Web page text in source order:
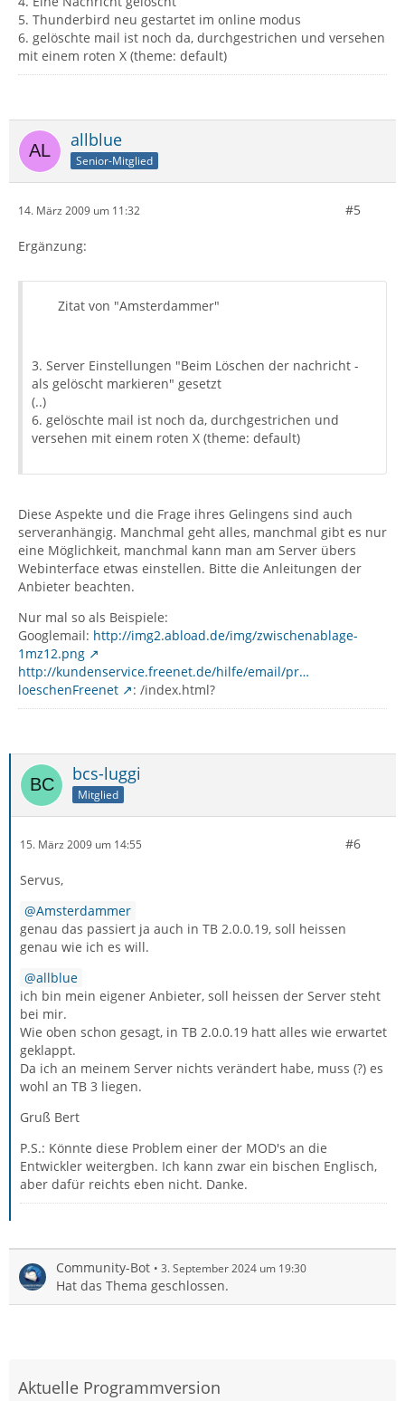
5. Thunderbird neu gestartet im online modus
6. gelöschte mail ist noch da, durchgestrichen und versehen
mit einem roten X (theme: default)
allblue
Senior-Mitglied
14. März 2009 um 11:32 #5
Ergänzung:
Zitat von "Amsterdammer"
3. Server Einstellungen "Beim Löschen der nachricht -
als gelöscht markieren" gesetzt
(..)
6. gelöschte mail ist noch da, durchgestrichen und
versehen mit einem roten X (theme: default)
Diese Aspekte und die Frage ihres Gelingens sind auch
serveranhängig. Manchmal geht alles, manchmal gibt es nur
eine Möglichkeit, manchmal kann man am Server übers
Webinterface etwas einstellen. Bitte die Anleitungen der
Anbieter beachten.
Nur mal so als Beispiele:
Googlemail: http://img2.abload.de/img/zwischenablage-
1mz12.png
http://kundenservice.freenet.de/hilfe/email/pr…
loeschenFreenet
: /index.html?
bcs-luggi
Mitglied
15. März 2009 um 14:55 #6
Servus,
Amsterdammer
genau das passiert ja auch in TB 2.0.0.19, soll heissen
genau wie ich es will.
allblue
ich bin mein eigener Anbieter, soll heissen der Server steht
bei mir.
Wie oben schon gesagt, in TB 2.0.0.19 hatt alles wie erwartet
geklappt.
Da ich an meinem Server nichts verändert habe, muss (?) es
wohl an TB 3 liegen.
Gruß Bert
P.S.: Könnte diese Problem einer der MOD's an die
Entwickler weitergben. Ich kann zwar ein bischen Englisch,
aber dafür reichts eben nicht. Danke.
Community-Bot 3. September 2024 um 19:30
Hat das Thema geschlossen.
Aktuelle Programmversion